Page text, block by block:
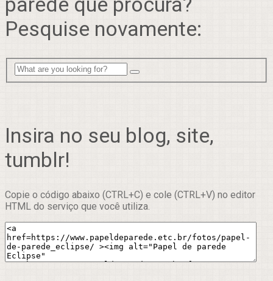
Pesquise novamente:
Insira no seu blog, site,
tumblr!
Copie o código abaixo (CTRL+C) e cole (CTRL+V) no editor
HTML do serviço que você utiliza.